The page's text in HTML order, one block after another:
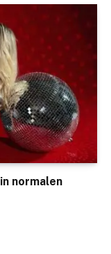
normalen